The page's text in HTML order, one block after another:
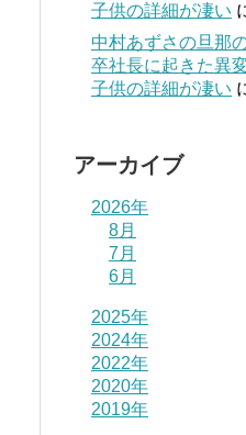
子供の詳細が凄い
中村あずさの旦那
卒社長に起きた異
子供の詳細が凄い
アーカイブ
2026年
8月
7月
6月
2025年
2024年
2022年
2020年
2019年